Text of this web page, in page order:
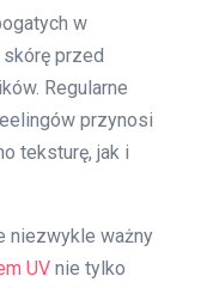
w
przed
Regularne
przynosi
teksturę, jak i
niezwykle ważny
UV nie tylko